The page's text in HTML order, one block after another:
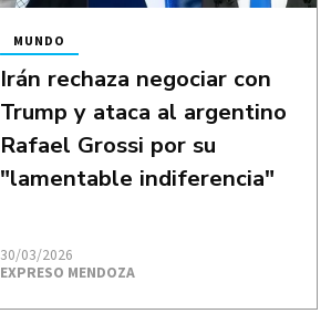
Irán rechaza negociar con
Trump y ataca al argentino
Rafael Grossi por su
"lamentable indiferencia"
EXPRESO MENDOZA
MUNDO
30/03/2026